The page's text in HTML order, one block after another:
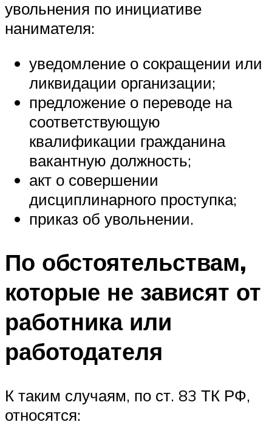
увольнения по инициативе
нанимателя:
уведомление о сокращении или
ликвидации организации;
предложение о переводе на
соответствующую
квалификации гражданина
вакантную должность;
акт о совершении
дисциплинарного проступка;
приказ об увольнении.
По обстоятельствам,
которые не зависят от
работника или
работодателя
К таким случаям, по ст. 83 ТК РФ,
относятся: